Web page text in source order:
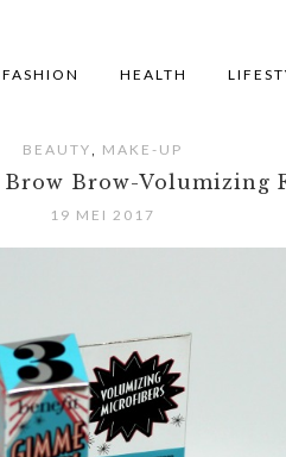
FASHION HEALTH
BEAUTY , MAKE-UP
Brow-Volumizing
19 MEI 2017